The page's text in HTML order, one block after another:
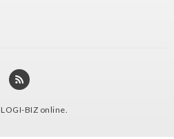
LOGI-BIZ online.